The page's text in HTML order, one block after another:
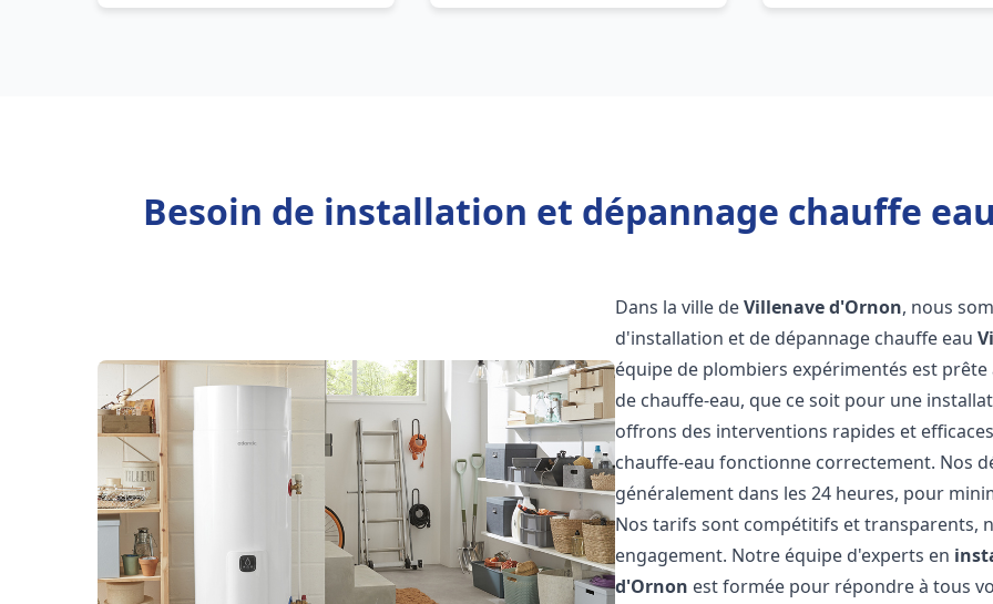
Besoin de installation et dépannage chauffe
Dans la ville deVillenave d'Ornon, nous
d'installation et de dépannage chauffe eau
équipe de plombiers expérimentés est
de chauffe-eau, que ce soit pour une
offrons des interventions rapides et
chauffe-eau fonctionne correctement. Nos
généralement dans les 24 heures, pour
Nos tarifs sont compétitifs et transparents,
engagement. Notre équipe d'experts en
d'Ornon est formée pour répondre à tous